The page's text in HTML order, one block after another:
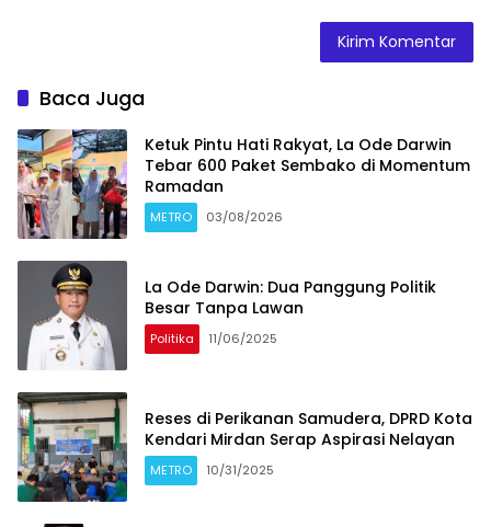
Baca Juga
Ketuk Pintu Hati Rakyat, La Ode Darwin
Tebar 600 Paket Sembako di Momentum
Ramadan
METRO 03/08/2026
La Ode Darwin: Dua Panggung Politik
Besar Tanpa Lawan
Politika 11/06/2025
Reses di Perikanan Samudera, DPRD Kota
Kendari Mirdan Serap Aspirasi Nelayan
METRO 10/31/2025